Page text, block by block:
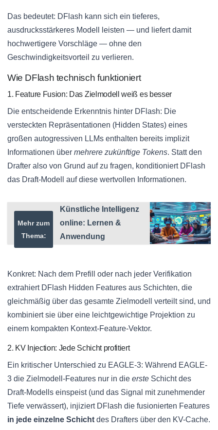
Das bedeutet: DFlash kann sich ein tieferes,
ausdrucksstärkeres Modell leisten — und liefert damit
hochwertigere Vorschläge — ohne den
Geschwindigkeitsvorteil zu verlieren.
Wie DFlash technisch funktioniert
1. Feature Fusion: Das Zielmodell weiß es besser
Die entscheidende Erkenntnis hinter DFlash: Die
versteckten Repräsentationen (Hidden States) eines
großen autogressiven LLMs enthalten bereits implizit
Informationen über mehrere zukünftige Tokens. Statt den
Drafter also von Grund auf zu fragen, konditioniert DFlash
das Draft-Modell auf diese wertvollen Informationen.
Mehr zum
Thema:
Künstliche Intelligenz
online: Lernen &
Anwendung
Konkret: Nach dem Prefill oder nach jeder Verifikation
extrahiert DFlash Hidden Features aus Schichten, die
gleichmäßig über das gesamte Zielmodell verteilt sind, und
kombiniert sie über eine leichtgewichtige Projektion zu
einem kompakten Kontext-Feature-Vektor.
2. KV Injection: Jede Schicht profitiert
Ein kritischer Unterschied zu EAGLE-3: Während EAGLE-
3 die Zielmodell-Features nur in die erste Schicht des
Draft-Modells einspeist (und das Signal mit zunehmender
Tiefe verwässert), injiziert DFlash die fusionierten Features
in jede einzelne Schicht des Drafters über den KV-Cache.